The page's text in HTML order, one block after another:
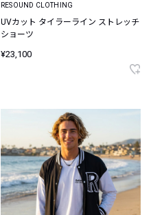
RESOUND CLOTHING
UVカット タイラーライン ストレッチ
ショーツ
¥23,100